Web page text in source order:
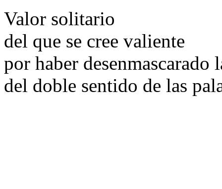
Valor solitario
del que se cree valiente
por haber desenmascarado
del doble sentido de las